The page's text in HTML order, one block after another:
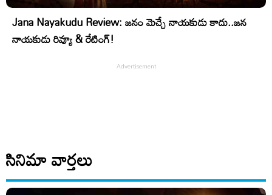
Jana Nayakudu Review: జనం మెచ్చే నాయకుడు కాదు..జన
నాయకుడు రివ్యూ & రేటింగ్!
సినిమా వార్తలు